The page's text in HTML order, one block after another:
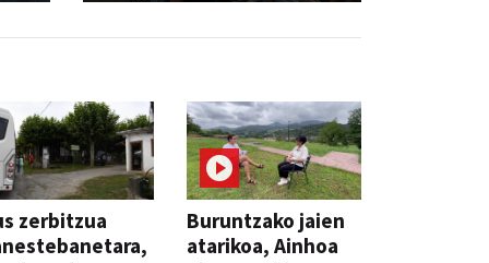
zerbitzua
Buruntzako jaien
atarikoa, Ainhoa